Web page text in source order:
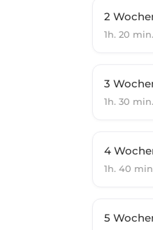
1h. 20 min.
1h. 30 min.
1h. 40
5